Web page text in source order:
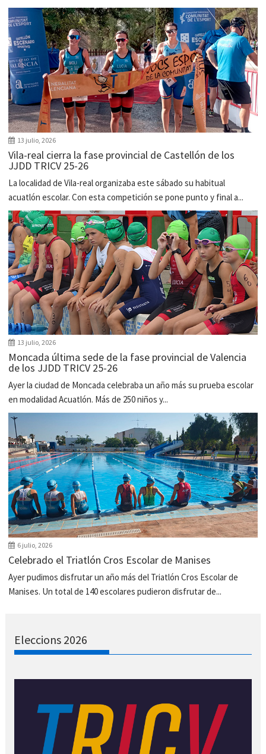
13 julio, 2026
Vila-real cierra la fase provincial de Castellón de los
JJDD TRICV 25-26
La localidad de Vila-real organizaba este sábado su habitual
acuatlón escolar. Con esta competición se pone punto y final a...
13 julio, 2026
Moncada última sede de la fase provincial de Valencia
de los JJDD TRICV 25-26
Ayer la ciudad de Moncada celebraba un año más su prueba escolar
en modalidad Acuatlón. Más de 250 niños y...
6 julio, 2026
Celebrado el Triatlón Cros Escolar de Manises
Ayer pudimos disfrutar un año más del Triatlón Cros Escolar de
Manises. Un total de 140 escolares pudieron disfrutar de...
Eleccions 2026